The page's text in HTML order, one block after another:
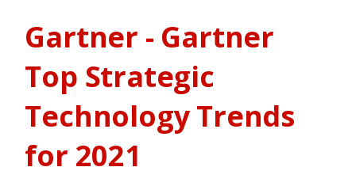
Gartner - Gartner
Top Strategic
Technology Trends
for 2021